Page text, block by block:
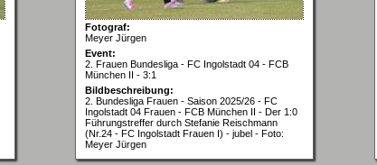
Fotograf:
Meyer Jürgen
Event:
2. Frauen Bundesliga - FC Ingolstadt 04 - FCB
München II - 3:1
Bildbeschreibung:
2. Bundesliga Frauen - Saison 2025/26 - FC
Ingolstadt 04 Frauen - FCB München II - Der 1:0
Führungstreffer durch Stefanie Reischmann
(Nr.24 - FC Ingolstadt Frauen I) - jubel - Foto:
Meyer Jürgen